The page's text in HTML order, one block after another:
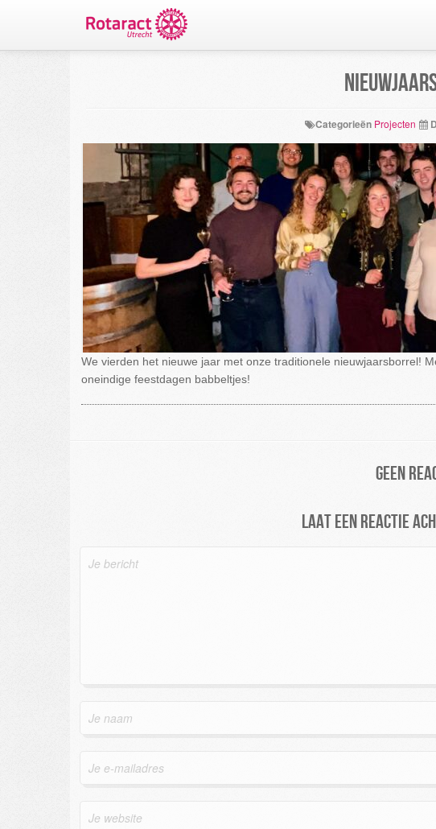
Categorieën Projecten
We vierden het nieuwe jaar met onze traditionele nieuwjaarsborrel!
oneindige feestdagen babbeltjes!
Geen
Laat een reactie